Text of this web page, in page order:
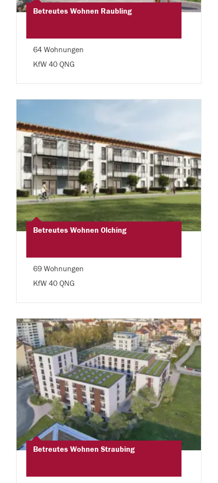
Betreutes Wohnen Raubling
64 Wohnungen
KfW 40 QNG
Betreutes Wohnen Olching
69 Wohnungen
KfW 40 QNG
Betreutes Wohnen Straubing